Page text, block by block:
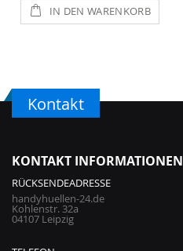
IN DEN WARENKORB
Kontakt
KONTAKT INFORMATIONEN
RÜCKSENDEADRESSE
handyhuellen-24.de
Kohlenstr. 32a
04107 Leipzig